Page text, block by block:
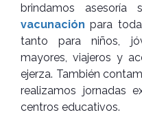
brindamos asesoría
vacunación para
tanto para niños,
mayores, viajeros y
ejerza. También
realizamos jornadas
centros educativos.